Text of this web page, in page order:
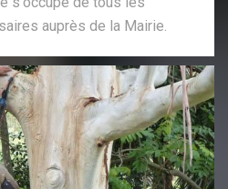
auprès de la Mairie.